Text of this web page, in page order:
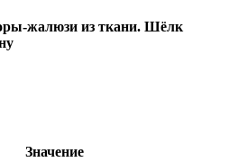
жалюзи из ткани. Шёлк
Значение